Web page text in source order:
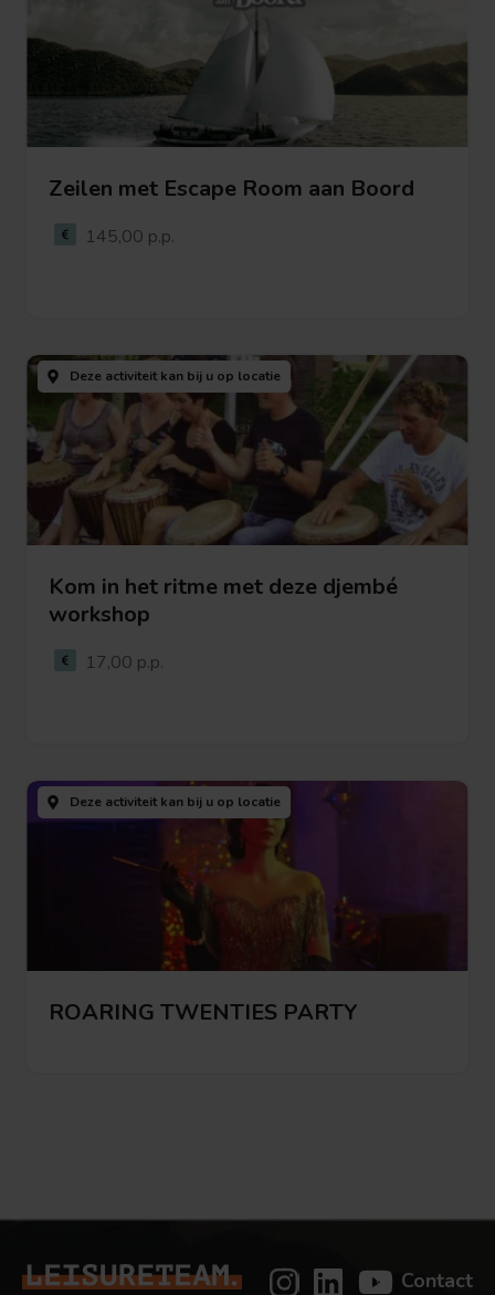
Zeilen met Escape Room aan Boord
145,00 p.p.
deze
activiteitDeze activiteit kan bij u op locatie
Kom in het ritme met deze djembé
workshop
17,00 p.p.
deze
activiteitDeze activiteit kan bij u op locatie
ROARING TWENTIES PARTY
Contact